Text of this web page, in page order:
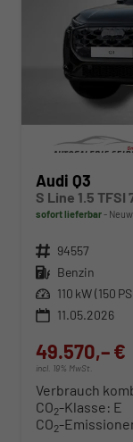
Audi Q3
S Line 1.5
sofort lieferbar
Fahrzeugnr. 94557
Kraftstoff Benzin
Leistung 110 kW (150
11.05.2026
49.570,– €
incl. 19% MwSt.
Verbrauch
CO2-Klasse: E
CO2-